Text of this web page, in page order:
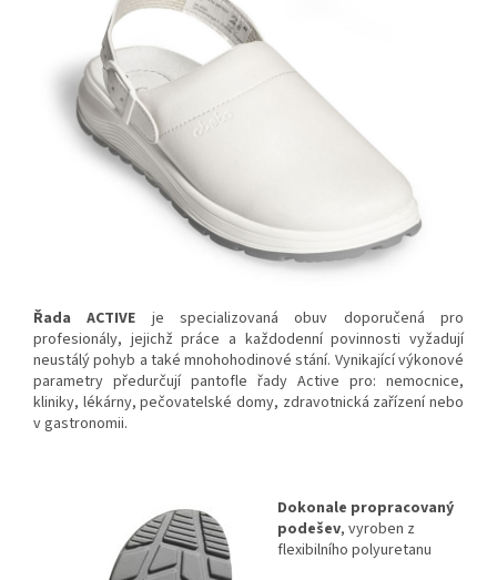
Řada ACTIVE je specializovaná obuv doporučená pro
profesionály, jejichž práce a každodenní povinnosti vyžadují
neustálý pohyb a také mnohohodinové stání. Vynikající výkonové
parametry předurčují pantofle řady Active pro: nemocnice,
kliniky, lékárny, pečovatelské domy, zdravotnická zařízení nebo
v gastronomii.
Dokonale propracovaný
podešev, vyroben z
flexibilního polyuretanu